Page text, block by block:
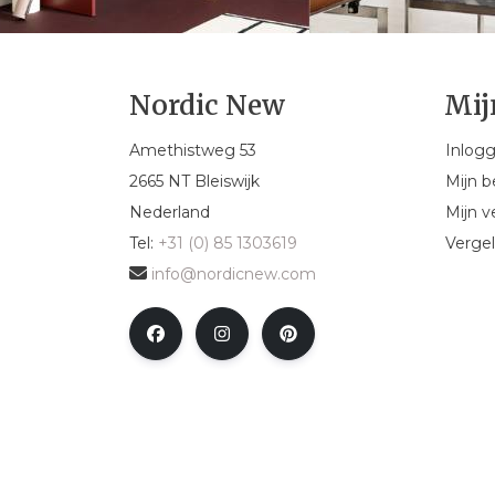
Nordic New
Amethistweg 53
2665 NT Bleiswijk
Nederland
Tel: +31 (0) 85 1303619
info@nordicnew.com
Mijn
Mijn